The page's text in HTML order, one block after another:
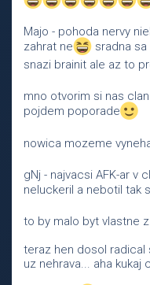
Majo - pohoda nervy
zahrat ne
sradna
snazi brainit ale az to
mno otvorim si nas
pojdem poporade
nowica mozeme
gNj - najvacsi AFK-ar v
neluckeril a nebotil tak
to by malo byt vlastne
teraz hen dosol radical
uz nehrava... aha kukaj